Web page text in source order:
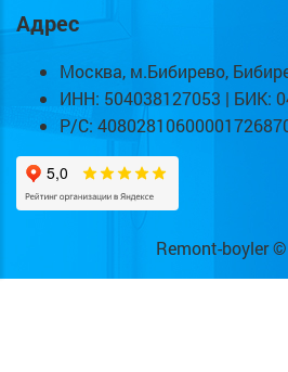
Адрес
Москва, м.Бибирево,
ИНН: 504038127053 | БИК:
Р/С:
Remont-boyler